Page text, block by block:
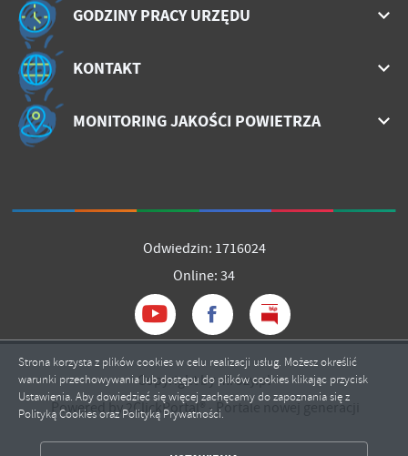
GODZINY PRACY URZĘDU
KONTAKT
MONITORING JAKOŚCI POWIETRZA
Odwiedzin: 1716024
Online: 34
Copyright by mrozy.pl
Powered by2ClickPortal® - Portale nowej generacji
Strona korzysta z plików cookies w celu realizacji usług. Możesz określić
warunki przechowywania lub dostępu do plików cookies klikając przycisk
Ustawienia. Aby dowiedzieć się więcej zachęcamy do zapoznania się z
Polityką Cookies oraz Polityką Prywatności.